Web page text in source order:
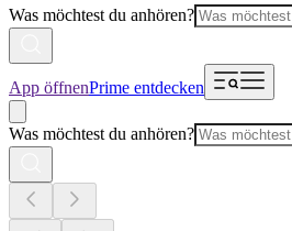
Was möchtest du anhören?
App öffnenPrime entdecken
Was möchtest du anhören?